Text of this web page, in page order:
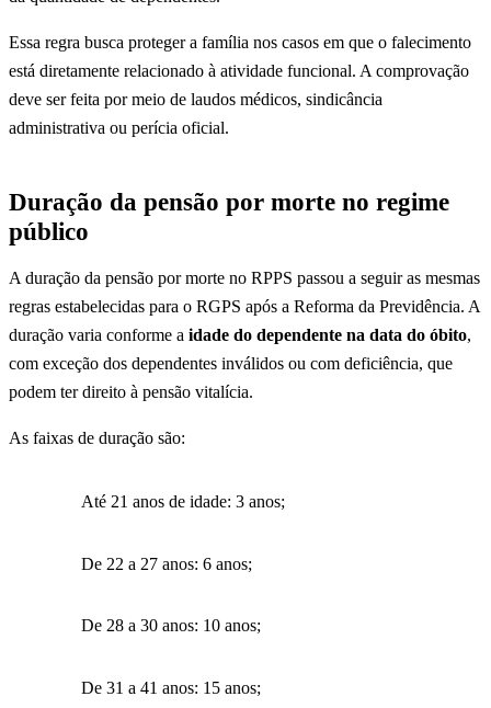
Essa regra busca proteger a família nos casos em que o falecimento
está diretamente relacionado à atividade funcional. A comprovação
deve ser feita por meio de laudos médicos, sindicância
administrativa ou perícia oficial.
Duração da pensão por morte no regime
público
A duração da pensão por morte no RPPS passou a seguir as mesmas
regras estabelecidas para o RGPS após a Reforma da Previdência. A
duração varia conforme a idade do dependente na data do óbito,
com exceção dos dependentes inválidos ou com deficiência, que
podem ter direito à pensão vitalícia.
As faixas de duração são:
Até 21 anos de idade: 3 anos;
De 22 a 27 anos: 6 anos;
De 28 a 30 anos: 10 anos;
De 31 a 41 anos: 15 anos;